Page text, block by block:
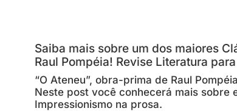
Saiba mais sobre um dos maiores
Raul Pompéia! Revise Literatura
“O Ateneu”, obra-prima de Raul
Neste post você conhecerá mais sobre
Impressionismo na prosa.